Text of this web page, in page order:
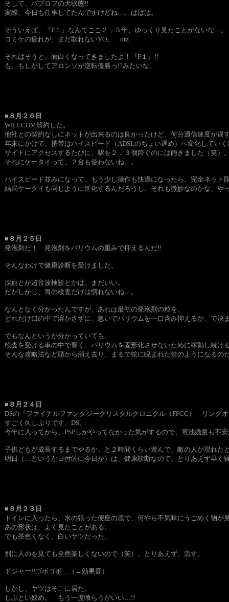
そして、パブロフの犬状態!!
実際、今日も仕事してたんですけどね…。ははは。
そういえば、『F１』なんてここ２，３年、ゆっくり見たことがないな…。
コミケの疲れが、まだ取れないYO。 orz
それはそうと、面白くなってきましたよ！『F１』!!
も、もしかしてアロンソが逆転優勝っ!?みたいな。
■８月２６日
WILLCOM解約した。
他社との契約なしにネットが出来るのは良かったけど、何分通信速度が遅
年末にかけて、携帯はハイスピード（ADSLのちょい遅め）へ変化してい
サイトにアクセスするたびに、駅を２，３個跨ぐのには飽きました（笑）
それにケータイって、２台も使わないね…。
ハイスピード並みになって、もう少し操作も快適になったら、完全ネット
結局ケータイも同じように進化するんだろうし、それも微妙なのかな、や
■８月２５日
発泡剤だ！ 発泡剤をバリウムの重みで抑えるんだ!!
そんなわけで健康診断を受けました。
採血とか超音波検診とかは、まだいい。
だがしかし、胃の検査だけは慣れないね…。
なんとなく分かったんですが、あれは最初の発泡剤の粒を、
どれだけ口の中で溶かさずに、急いでバリウムを一口含み抑えるか、で決
でもなんというか分かっていても、
検査を受ける車の中で響く、バリウムを固形化させないために稼動し続け
そんな攻略法など頭から消え去り、まるで蛇に睨まれた蛙のようになるの
■８月２４日
DSの『ファイナルファンタジークリスタルクロニクル（FFCC） リング
すごく久しぶりです、DS。
今年に入ってから、PSPしかやってなかった気がするので、電池残量も
子供どもが成長するまでやるか、と２時間くらい遊んで、敵の人が現れ
明日（…というか日付的に今日か）は、健康診断なので、とりあえず早く
■８月２３日
トイレに入ったら、水の張った便座の底で、何やら不気味にうごめく物が
あの形状は、よく見たことがある。
でも茶色くなく、白いヤツだった。
別に人のを見ても全然楽しくないので（笑）、とりあえず、流す。
ドジャー!!ゴボゴポ…（←効果音）
しかし、ヤツはそこに居た。
しぶとい奴め。 もう一度喰らうがいい…!!